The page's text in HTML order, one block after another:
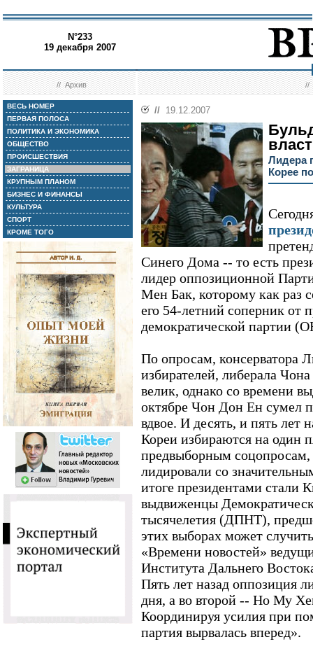
N°233
19 декабря 2007
//Архив //
ВЕСЬ НОМЕР
ПЕРВАЯ ПОЛОСА
ПОЛИТИКА И ЭКОНОМИКА
ОБЩЕСТВО
ПРОИСШЕСТВИЯ
ЗАГРАНИЦА
КРУПНЫМ ПЛАНОМ
БИЗНЕС И ФИНАНСЫ
КУЛЬТУРА
СПОРТ
КРОМЕ ТОГО
// 19.12.2007
Лидера
Корее
Синего Дома -- то есть
лидер оппозиционной
Мен Бак, которому как раз
его 54-летний соперник от
демократической партии
По опросам, консерватора
избирателей, либерала
велик, однако со времени
октябре Чон Дон Ен сумел
вдвое. И десять, и пять
Кореи избираются на один
предвыборным
лидировали со
итоге президентами
выдвиженцы
тысячелетия (ДПНТ),
этих выборах может
«Времени новостей»
Института Дальнего
Пять лет назад оппозиция
дня, а во второй -- Но Му
Координируя усилия при
партия вырвалась вперед».